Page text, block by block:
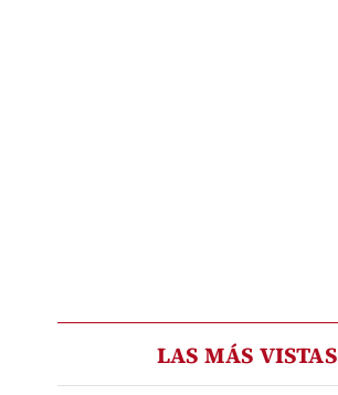
LAS MÁS VISTAS